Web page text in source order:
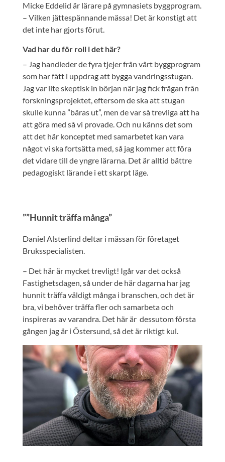
Micke Eddelid är lärare på gymnasiets byggprogram.
– Vilken jättespännande mässa! Det är konstigt att
det inte har gjorts förut.
Vad har du för roll i det här?
– Jag handleder de fyra tjejer från vårt byggprogram
som har fått i uppdrag att bygga vandringsstugan.
Jag var lite skeptisk in början när jag fick frågan från
forskningsprojektet, eftersom de ska att stugan
skulle kunna ”bäras ut”, men de var så trevliga att ha
att göra med så vi provade. Och nu känns det som
att det här konceptet med samarbetet kan vara
något vi ska fortsätta med, så jag kommer att föra
det vidare till de yngre lärarna. Det är alltid bättre
pedagogiskt lärande i ett skarpt läge.
””Hunnit träffa många”
Daniel Alsterlind deltar i mässan för företaget
Bruksspecialisten.
– Det här är mycket trevligt! Igår var det också
Fastighetsdagen, så under de här dagarna har jag
hunnit träffa väldigt många i branschen, och det är
bra, vi behöver träffa fler och samarbeta och
inspireras av varandra. Det här är dessutom första
gången jag är i Östersund, så det är riktigt kul.